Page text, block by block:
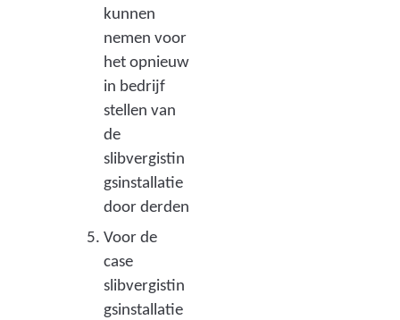
kunnen
nemen voor
het opnieuw
in bedrijf
stellen van
de
slibvergistin
gsinstallatie
door derden
Voor de
case
slibvergistin
gsinstallatie